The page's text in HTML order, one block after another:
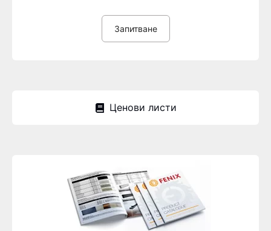
Запитване
Ценови листи